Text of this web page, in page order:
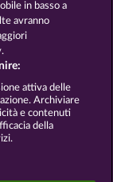
in basso a
avranno
attiva delle
Archiviare
e contenuti
della